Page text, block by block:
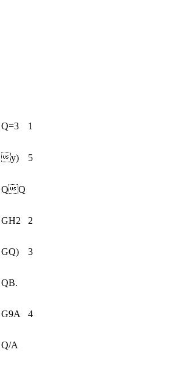
Q=3 1
y) 5
QQ
GH2 2
GQ) 3
QB.
G9A 4
Q/A